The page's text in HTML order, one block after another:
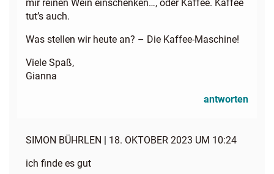
mir reinen Wein einschenken…, oder Kaffee. Kaffee
tut’s auch.
Was stellen wir heute an? – Die Kaffee-Maschine!
Viele Spaß,
Gianna
antworten
SIMON BÜHRLEN
18. OKTOBER 2023 UM 10:24
ich finde es gut